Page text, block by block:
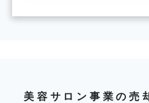
美容サロン事業の売